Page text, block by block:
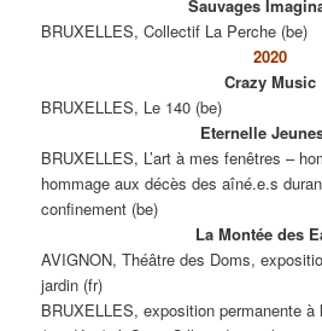
Sauvages
BRUXELLES, Collectif La Perche (be)
2020
Crazy Music
BRUXELLES, Le 140 (be)
Eternelle
BRUXELLES, L’art à mes fenêtres –
hommage aux décès des aîné.e.s
confinement (be)
La Montée des
AVIGNON, Théâtre des Doms,
jardin (fr)
BRUXELLES, exposition permanente